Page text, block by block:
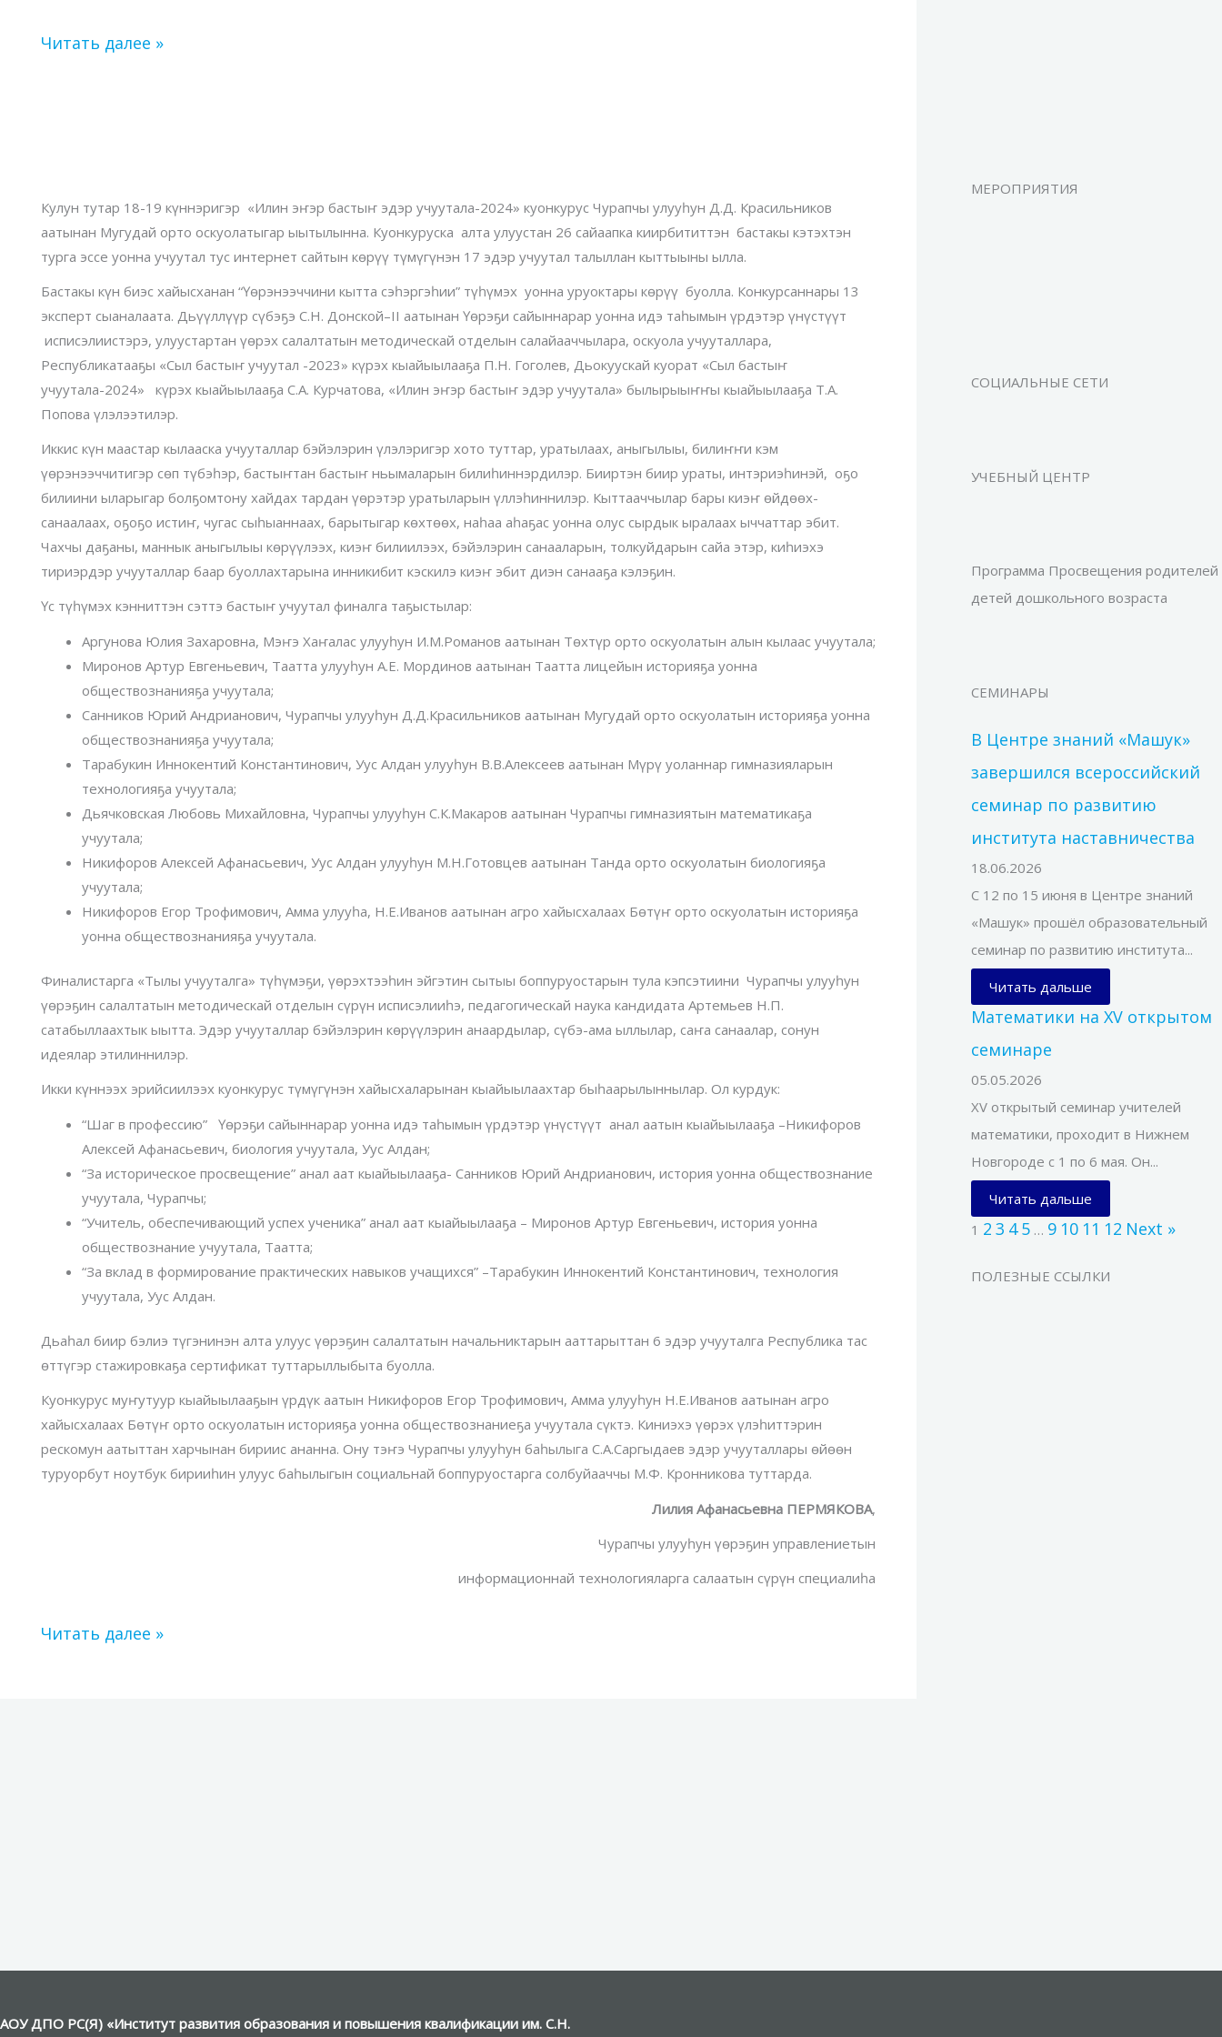
оценки
качества
Читать далее »
Кулун тутар 18-19 күннэригэр «Илин эҥэр бастыҥ эдэр учуутала-2024» куонкурус Чурапчы улууһун Д.Д. Красильников
аатынан Мугудай орто оскуолатыгар ыытылынна. Куонкуруска алта улуустан 26 сайаапка киирбититтэн бастакы кэтэхтэн
турга эссе уонна учуутал тус интернет сайтын көрүү түмүгүнэн 17 эдэр учуутал талыллан кыттыыны ылла.
Бастакы күн биэс хайысханан “Үөрэнээччини кытта сэһэргэһии” түһүмэх уонна уруоктары көрүү буолла. Конкурсаннары 13
эксперт сыаналаата. Дьүүллүүр сүбэҕэ С.Н. Донской–II аатынан Үөрэҕи сайыннарар уонна идэ таһымын үрдэтэр үнүстүүт
исписэлиистэрэ, улуустартан үөрэх салалтатын методическай отделын салайааччылара, оскуола учууталлара,
Республикатааҕы «Сыл бастыҥ учуутал -2023» күрэх кыайыылааҕа П.Н. Гоголев, Дьокуускай куорат «Сыл бастыҥ
учуутала-2024» күрэх кыайыылааҕа С.А. Курчатова, «Илин эҥэр бастыҥ эдэр учуутала» былырыыҥҥы кыайыылааҕа Т.А.
Попова үлэлээтилэр.
Иккис күн маастар кылааска учууталлар бэйэлэрин үлэлэригэр хото туттар, уратылаах, аныгылыы, билиҥҥи кэм
үөрэнээччитигэр сөп түбэһэр, бастыҥтан бастыҥ ньымаларын билиһиннэрдилэр. Бииртэн биир ураты, интэриэһинэй, оҕо
билиини ыларыгар болҕомтону хайдах тардан үөрэтэр уратыларын үллэһиннилэр. Кыттааччылар бары киэҥ өйдөөх-
санаалаах, оҕоҕо истиҥ, чугас сыһыаннаах, барытыгар көхтөөх, наһаа аһаҕас уонна олус сырдык ыралаах ыччаттар эбит.
Чахчы даҕаны, маннык аныгылыы көрүүлээх, киэҥ билиилээх, бэйэлэрин санааларын, толкуйдарын сайа этэр, киһиэхэ
тириэрдэр учууталлар баар буоллахтарына инникибит кэскилэ киэҥ эбит диэн санааҕа кэлэҕин.
Үс түһүмэх кэнниттэн сэттэ бастыҥ учуутал финалга таҕыстылар:
Аргунова Юлия Захаровна, Мэҥэ Хаҥалас улууһун И.М.Романов аатынан Төхтүр орто оскуолатын алын кылаас учуутала;
Миронов Артур Евгеньевич, Таатта улууһун А.Е. Мординов аатынан Таатта лицейын историяҕа уонна
обществознанияҕа учуутала;
Санников Юрий Андрианович, Чурапчы улууһун Д.Д.Красильников аатынан Мугудай орто оскуолатын историяҕа уонна
обществознанияҕа учуутала;
Тарабукин Иннокентий Константинович, Уус Алдан улууһун В.В.Алексеев аатынан Мүрү уоланнар гимназияларын
технологияҕа учуутала;
Дьячковская Любовь Михайловна, Чурапчы улууһун С.К.Макаров аатынан Чурапчы гимназиятын математикаҕа
учуутала;
Никифоров Алексей Афанасьевич, Уус Алдан улууһун М.Н.Готовцев аатынан Танда орто оскуолатын биологияҕа
учуутала;
Никифоров Егор Трофимович, Амма улууһа, Н.Е.Иванов аатынан агро хайысхалаах Бөтүҥ орто оскуолатын историяҕа
уонна обществознанияҕа учуутала.
Финалистарга «Тылы учууталга» түһүмэҕи, үөрэхтээһин эйгэтин сытыы боппуруостарын тула кэпсэтиини Чурапчы улууһун
үөрэҕин салалтатын методическай отделын сүрүн исписэлииһэ, педагогическай наука кандидата Артемьев Н.П.
сатабыллаахтык ыытта. Эдэр учууталлар бэйэлэрин көрүүлэрин анаардылар, сүбэ-ама ыллылар, саҥа санаалар, сонун
идеялар этилиннилэр.
Икки күннээх эрийсиилээх куонкурус түмүгүнэн хайысхаларынан кыайыылаахтар быһаарылыннылар. Ол курдук:
“Шаг в профессию” Үөрэҕи сайыннарар уонна идэ таһымын үрдэтэр үнүстүүт анал аатын кыайыылааҕа –Никифоров
Алексей Афанасьевич, биология учуутала, Уус Алдан;
“За историческое просвещение” анал аат кыайыылааҕа- Санников Юрий Андрианович, история уонна обществознание
учуутала, Чурапчы;
“Учитель, обеспечивающий успех ученика” анал аат кыайыылааҕа – Миронов Артур Евгеньевич, история уонна
обществознание учуутала, Таатта;
“За вклад в формирование практических навыков учащихся” –Тарабукин Иннокентий Константинович, технология
учуутала, Уус Алдан.
Дьаһал биир бэлиэ түгэнинэн алта улуус үөрэҕин салалтатын начальниктарын ааттарыттан 6 эдэр учууталга Республика тас
өттүгэр стажировкаҕа сертификат туттарыллыбыта буолла.
Куонкурус муҥутуур кыайыылааҕын үрдүк аатын Никифоров Егор Трофимович, Амма улууһун Н.Е.Иванов аатынан агро
хайысхалаах Бөтүҥ орто оскуолатын историяҕа уонна обществознаниеҕа учуутала сүктэ. Киниэхэ үөрэх үлэһиттэрин
рескомун аатыттан харчынан бириис ананна. Ону тэҥэ Чурапчы улууһун баһылыга С.А.Саргыдаев эдэр учууталлары өйөөн
туруорбут ноутбук бирииһин улуус баһылыгын социальнай боппуруостарга солбуйааччы М.Ф. Кронникова туттарда.
Лилия Афанасьевна ПЕРМЯКОВА,
Чурапчы улууһун үөрэҕин управлениетын
информационнай технологияларга салаатын сүрүн специалиһа
улуустар
эдэр
учууталлара
күрэхтэстилэр
Читать далее »
МЕРОПРИЯТИЯ
СОЦИАЛЬНЫЕ СЕТИ
УЧЕБНЫЙ ЦЕНТР
Программа Просвещения родителей
детей дошкольного возраста
СЕМИНАРЫ
В Центре знаний «Машук»
завершился всероссийский
семинар по развитию
института наставничества
18.06.2026
С 12 по 15 июня в Центре знаний
«Машук» прошёл образовательный
семинар по развитию института...
Читать дальше
Математики на XV открытом
семинаре
05.05.2026
XV открытый семинар учителей
математики, проходит в Нижнем
Новгороде с 1 по 6 мая. Он...
Читать дальше
1 2 3 4 5 … 9 10 11 12 Next »
ПОЛЕЗНЫЕ ССЫЛКИ
АОУ ДПО РС(Я) «Институт развития образования и повышения квалификации им. С.Н.